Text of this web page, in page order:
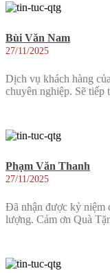
Bùi Văn Nam
27/11/2025
Dịch vụ khách hàng
chuyên nghiệp. Sẽ tiếp
Phạm Văn Thanh
27/11/2025
Đã nhận được kỷ niệm
lượng. Cảm ơn Quà